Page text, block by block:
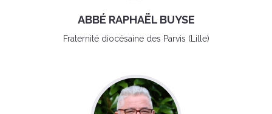
ABBÉ RAPHAËL BUYSE
Fraternité diocésaine des Parvis (Lille)